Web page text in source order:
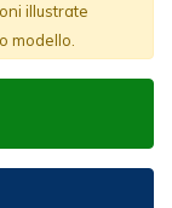
illustrate
modello.